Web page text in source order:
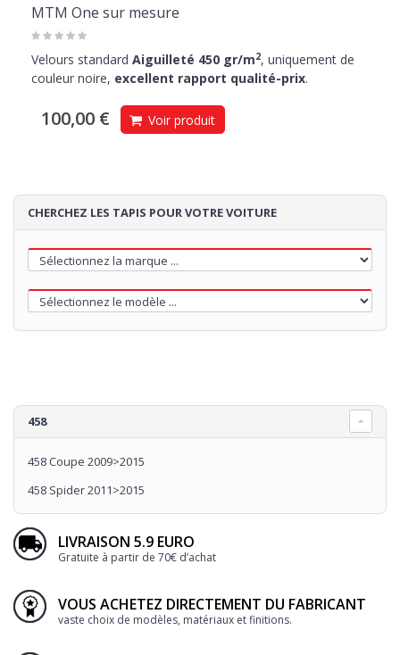
MTM One sur mesure
Velours standard Aiguilleté 450 gr/m2, uniquement de
couleur noire, excellent rapport qualité-prix.
100,00 € Voir produit
CHERCHEZ LES TAPIS POUR VOTRE VOITURE
458
458 Coupe 2009>2015
458 Spider 2011>2015
LIVRAISON 5.9 EURO
Gratuite à partir de 70€ d’achat
VOUS ACHETEZ DIRECTEMENT DU FABRICANT
vaste choix de modèles, matériaux et finitions.